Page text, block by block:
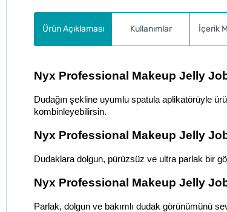
Ürün Açıklaması Kullanımlar İçerik
Nyx Professional Makeup Jelly Job
Dudağın şekline uyumlu spatula aplikatörüyle
kombinleyebilirsin.
Nyx Professional Makeup Jelly
Dudaklara dolgun, pürüzsüz ve ultra parlak bir
Nyx Professional Makeup Jelly
Parlak, dolgun ve bakımlı dudak görünümünü